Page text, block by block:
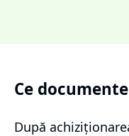
Ce
După